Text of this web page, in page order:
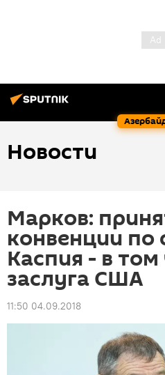
Новости
Марков:
конвенции по
Каспия - в том
заслуга США
11:50 04.09.2018